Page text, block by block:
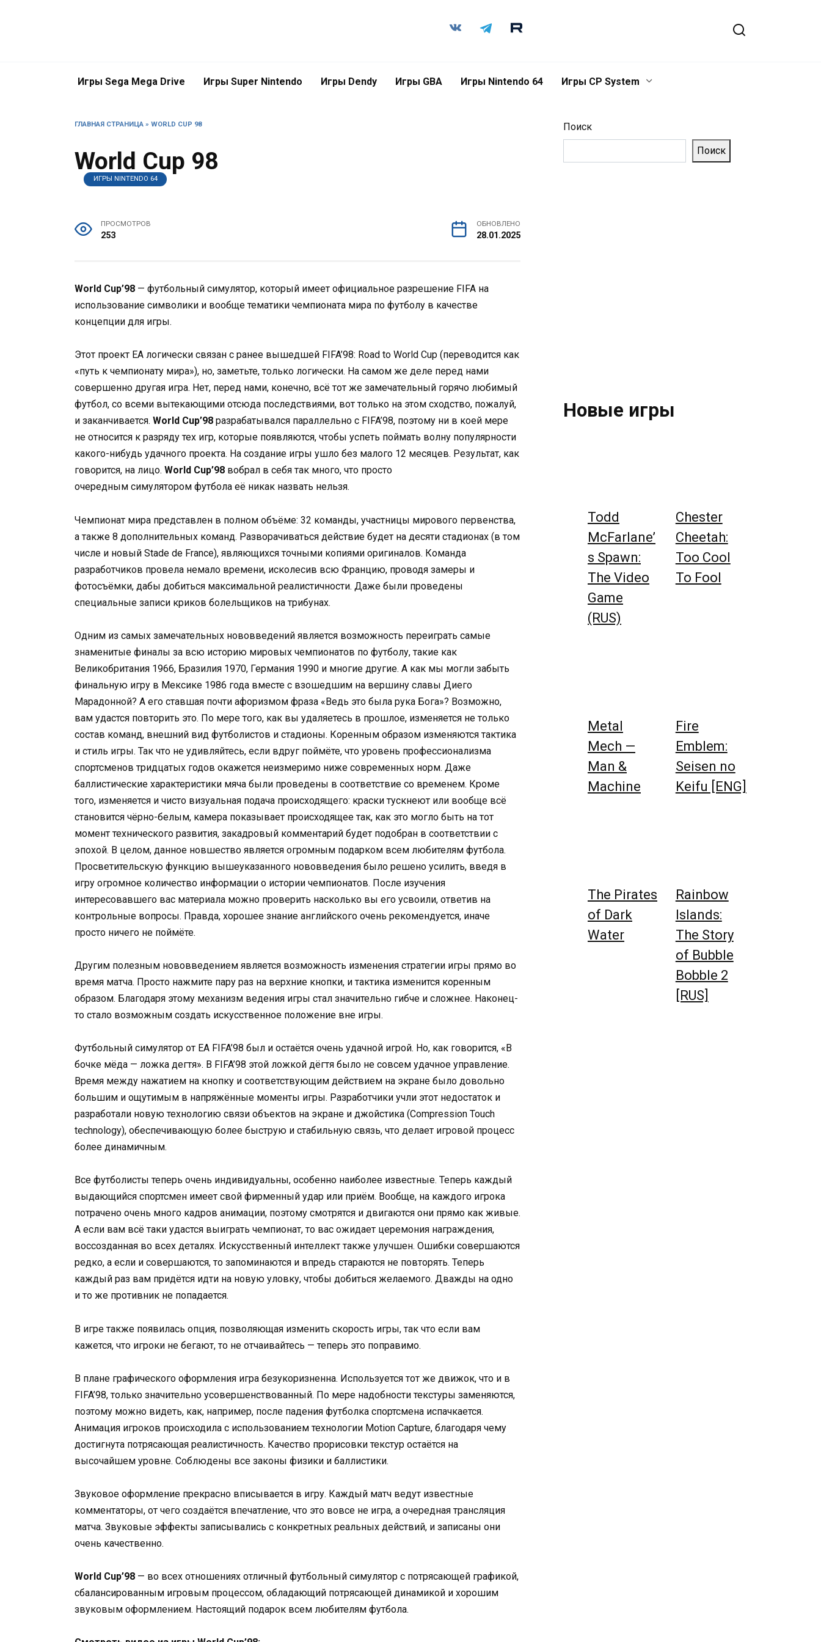
Игры Sega Mega Drive Игры Super Nintendo Игры Dendy Игры GBA Игры Nintendo 64 Игры CP System
ГЛАВНАЯ СТРАНИЦА » WORLD CUP 98
World Cup 98
ИГРЫ NINTENDO 64
ПРОСМОТРОВ
253
ОБНОВЛЕНО
28.01.2025
World Cup’98 — футбольный симулятор, который имеет официальное разрешение FIFA на
использование символики и вообще тематики чемпионата мира по футболу в качестве
концепции для игры.
Этот проект EA логически связан с ранее вышедшей FIFA’98: Road to World Cup (переводится как
«путь к чемпионату мира»), но, заметьте, только логически. На самом же деле перед нами
совершенно другая игра. Нет, перед нами, конечно, всё тот же замечательный горячо любимый
футбол, со всеми вытекающими отсюда последствиями, вот только на этом сходство, пожалуй,
и заканчивается. World Cup’98 разрабатывался параллельно с FIFA’98, поэтому ни в коей мере
не относится к разряду тех игр, которые появляются, чтобы успеть поймать волну популярности
какого-нибудь удачного проекта. На создание игры ушло без малого 12 месяцев. Результат, как
говорится, на лицо. World Cup’98 вобрал в себя так много, что просто
очередным симулятором футбола её никак назвать нельзя.
Чемпионат мира представлен в полном объёме: 32 команды, участницы мирового первенства,
а также 8 дополнительных команд. Разворачиваться действие будет на десяти стадионах (в том
числе и новый Stade de France), являющихся точными копиями оригиналов. Команда
разработчиков провела немало времени, исколесив всю Францию, проводя замеры и
фотосъёмки, дабы добиться максимальной реалистичности. Даже были проведены
специальные записи криков болельщиков на трибунах.
Одним из самых замечательных нововведений является возможность переиграть самые
знаменитые финалы за всю историю мировых чемпионатов по футболу, такие как
Великобритания 1966, Бразилия 1970, Германия 1990 и многие другие. А как мы могли забыть
финальную игру в Мексике 1986 года вместе с взошедшим на вершину славы Диего
Марадонной? А его ставшая почти афоризмом фраза «Ведь это была рука Бога»? Возможно,
вам удастся повторить это. По мере того, как вы удаляетесь в прошлое, изменяется не только
состав команд, внешний вид футболистов и стадионы. Коренным образом изменяются тактика
и стиль игры. Так что не удивляйтесь, если вдруг поймёте, что уровень профессионализма
спортсменов тридцатых годов окажется неизмеримо ниже современных норм. Даже
баллистические характеристики мяча были проведены в соответствие со временем. Кроме
того, изменяется и чисто визуальная подача происходящего: краски тускнеют или вообще всё
становится чёрно-белым, камера показывает происходящее так, как это могло быть на тот
момент технического развития, закадровый комментарий будет подобран в соответствии с
эпохой. В целом, данное новшество является огромным подарком всем любителям футбола.
Просветительскую функцию вышеуказанного нововведения было решено усилить, введя в
игру огромное количество информации о истории чемпионатов. После изучения
интересовавшего вас материала можно проверить насколько вы его усвоили, ответив на
контрольные вопросы. Правда, хорошее знание английского очень рекомендуется, иначе
просто ничего не поймёте.
Другим полезным нововведением является возможность изменения стратегии игры прямо во
время матча. Просто нажмите пару раз на верхние кнопки, и тактика изменится коренным
образом. Благодаря этому механизм ведения игры стал значительно гибче и сложнее. Наконец-
то стало возможным создать искусственное положение вне игры.
Футбольный симулятор от EA FIFA’98 был и остаётся очень удачной игрой. Но, как говорится, «В
бочке мёда — ложка дегтя». В FIFA’98 этой ложкой дёгтя было не совсем удачное управление.
Время между нажатием на кнопку и соответствующим действием на экране было довольно
большим и ощутимым в напряжённые моменты игры. Разработчики учли этот недостаток и
разработали новую технологию связи объектов на экране и джойстика (Compression Touch
technology), обеспечивающую более быструю и стабильную связь, что делает игровой процесс
более динамичным.
Все футболисты теперь очень индивидуальны, особенно наиболее известные. Теперь каждый
выдающийся спортсмен имеет свой фирменный удар или приём. Вообще, на каждого игрока
потрачено очень много кадров анимации, поэтому смотрятся и двигаются они прямо как живые.
А если вам всё таки удастся выиграть чемпионат, то вас ожидает церемония награждения,
воссозданная во всех деталях. Искусственный интеллект также улучшен. Ошибки совершаются
редко, а если и совершаются, то запоминаются и впредь стараются не повторять. Теперь
каждый раз вам придётся идти на новую уловку, чтобы добиться желаемого. Дважды на одно
и то же противник не попадается.
В игре также появилась опция, позволяющая изменить скорость игры, так что если вам
кажется, что игроки не бегают, то не отчаивайтесь — теперь это поправимо.
В плане графического оформления игра безукоризненна. Используется тот же движок, что и в
FIFA’98, только значительно усовершенствованный. По мере надобности текстуры заменяются,
поэтому можно видеть, как, например, после падения футболка спортсмена испачкается.
Анимация игроков происходила с использованием технологии Motion Capture, благодаря чему
достигнута потрясающая реалистичность. Качество прорисовки текстур остаётся на
высочайшем уровне. Соблюдены все законы физики и баллистики.
Звуковое оформление прекрасно вписывается в игру. Каждый матч ведут известные
комментаторы, от чего создаётся впечатление, что это вовсе не игра, а очередная трансляция
матча. Звуковые эффекты записывались с конкретных реальных действий, и записаны они
очень качественно.
World Cup’98 — во всех отношениях отличный футбольный симулятор с потрясающей графикой,
сбалансированным игровым процессом, обладающий потрясающей динамикой и хорошим
звуковым оформлением. Настоящий подарок всем любителям футбола.
Поиск
Поиск
Новые игры
Todd
McFarlane’
s Spawn:
The Video
Game
(RUS)
Chester
Cheetah:
Too Cool
To Fool
Metal
Mech —
Man &
Machine
Fire
Emblem:
Seisen no
Keifu [ENG]
The Pirates
of Dark
Water
Rainbow
Islands:
The Story
of Bubble
Bobble 2
[RUS]